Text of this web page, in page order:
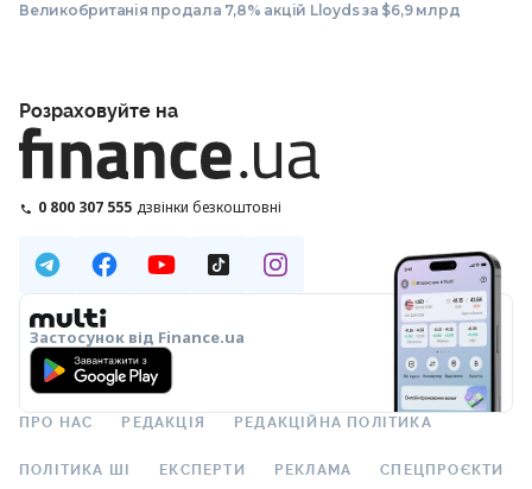
Великобританія продала 7,8% акцій Lloyds за $6,9 млрд
Розраховуйте на
0 800 307 555 дзвінки безкоштовні
Застосунок від Finance.ua
ПРО НАС РЕДАКЦІЯ РЕДАКЦІЙНА ПОЛІТИКА
ПОЛІТИКА ШІ ЕКСПЕРТИ РЕКЛАМА СПЕЦПРОЄКТИ